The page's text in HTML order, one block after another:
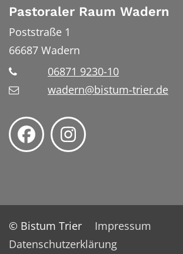
Pastoraler Raum Wadern
Poststraße 1
66687 Wadern
06871 9230-10
wadern@bistum-trier.de
© Bistum Trier
Impressum
Datenschutzerklärung